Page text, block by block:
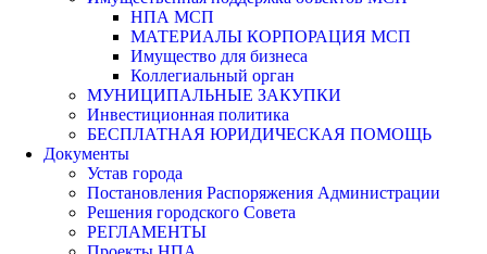
НПА МСП
МАТЕРИАЛЫ КОРПОРАЦИЯ МСП
Имущество для бизнеса
Коллегиальный орган
МУНИЦИПАЛЬНЫЕ ЗАКУПКИ
Инвестиционная политика
БЕСПЛАТНАЯ ЮРИДИЧЕСКАЯ ПОМОЩЬ
Документы
Устав города
Постановления Распоряжения Администрации
Решения городского Совета
РЕГЛАМЕНТЫ